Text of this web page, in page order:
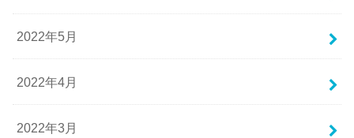
2022年5月
2022年4月
2022年3月